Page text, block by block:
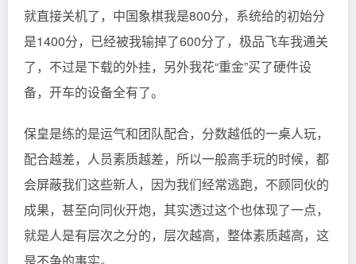
就直接关机了，中国象棋我是800分，系统给的初始分
是1400分，已经被我输掉了600分了，极品飞车我通关
了，不过是下载的外挂，另外我花“重金”买了硬件设
备，开车的设备全有了。
保皇是练的是运气和团队配合，分数越低的一桌人玩，
配合越差，人员素质越差，所以一般高手玩的时候，都
会屏蔽我们这些新人，因为我们经常逃跑，不顾同伙的
成果，甚至向同伙开炮，其实透过这个也体现了一点，
就是人是有层次之分的，层次越高，整体素质越高，这